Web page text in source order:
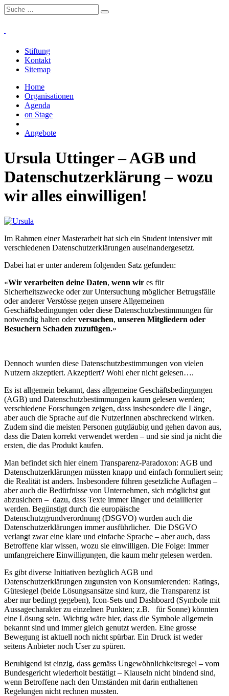
Stiftung
Kontakt
Sitemap
Home
Organisationen
Agenda
on Stage
Angebote
Ursula Uttinger – AGB und
Daten­schutz­erklärung – wozu
wir alles einwilligen!
Im Rahmen einer Masterarbeit hat sich ein Student intensiver mit
verschiedenen Datenschutzerklärungen auseinandergesetzt.
Dabei hat er unter anderem folgenden Satz gefunden:
«Wir verarbeiten deine Daten, wenn wir es für
Sicherheitszwecke oder zur Untersuchung möglicher Betrugsfälle
oder anderer Verstösse gegen unsere Allgemeinen
Geschäftsbedingungen oder diese Datenschutzbestimmungen für
notwendig halten oderversuchen, unseren Mitgliedern oder
Besuchern Schaden zuzufügen.»
Dennoch wurden diese Datenschutzbestimmungen von vielen
Nutzern akzeptiert. Akzeptiert? Wohl eher nicht gelesen….
Es ist allgemein bekannt, dass allgemeine Geschäftsbedingungen
(AGB) und Datenschutzbestimmungen kaum gelesen werden;
verschiedene Forschungen zeigen, dass insbesondere die Länge,
aber auch die Sprache auf die NutzerInnen abschreckend wirken.
Zudem sind die meisten Personen gutgläubig und gehen davon aus,
dass die Daten korrekt verwendet werden – und sie sind ja nicht die
ersten, die das Produkt kaufen.
Man befindet sich hier einem Transparenz-Paradoxon: AGB und
Datenschutzerklärungen müssten knapp und einfach formuliert sein;
die Realität ist anders. Insbesondere führen gesetzliche Auflagen –
aber auch die Bedürfnisse von Unternehmen, sich möglichst gut
abzusichern – dazu, dass Texte immer länger und detaillierter
werden. Begünstigt durch die europäische
Datenschutzgrundverordnung (DSGVO) wurden auch die
Datenschutzerklärungen immer ausführlicher. Die DSGVO
verlangt zwar eine klare und einfache Sprache – aber auch, dass
Betroffene klar wissen, wozu sie einwilligen. Die Folge: Immer
umfangreichere Einwilligungen, die kaum mehr gelesen werden.
Es gibt diverse Initiativen bezüglich AGB und
Datenschutzerklärungen zugunsten von Konsumierenden: Ratings,
Gütesiegel (beide Lösungsansätze sind kurz, die Transparenz ist
aber nur bedingt gegeben), Icon-Sets und Dashboard (Symbole mit
Aussagecharakter zu einzelnen Punkten; z.B. für Sonne) könnten
eine Lösung sein. Wichtig wäre hier, dass die Symbole allgemein
bekannt sind und immer gleich genutzt werden. Eine grosse
Bewegung ist aktuell noch nicht spürbar. Ein Druck ist weder
seitens Anbieter noch User zu spüren.
Beruhigend ist einzig, dass gemäss Ungewöhnlichkeitsregel – vom
Bundesgericht wiederholt bestätigt – Klauseln nicht bindend sind,
wenn Betroffene nach den Umständen mit darin enthaltenen
Regelungen nicht rechnen mussten.